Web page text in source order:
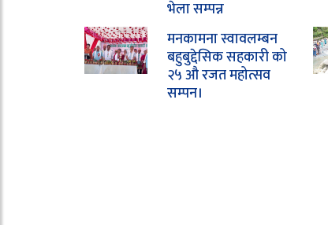
भेला सम्पन्न
मनकामना स्वावलम्बन
बहुबुद्देसिक सहकारी को
२५ औ रजत महोत्सव
सम्पन।